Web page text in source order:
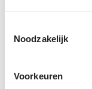
Noodzakelijk
Voorkeuren